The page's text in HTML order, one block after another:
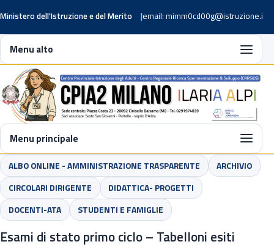
Ministero dell'Istruzione e del Merito email: mimm0cd00g@istruzione.it
Menu alto
Menu principale
ALBO ONLINE - AMMINISTRAZIONE TRASPARENTE
ARCHIVIO
CIRCOLARI DIRIGENTE
DIDATTICA- PROGETTI
DOCENTI-ATA
STUDENTI E FAMIGLIE
Esami di stato primo ciclo – Tabelloni esiti